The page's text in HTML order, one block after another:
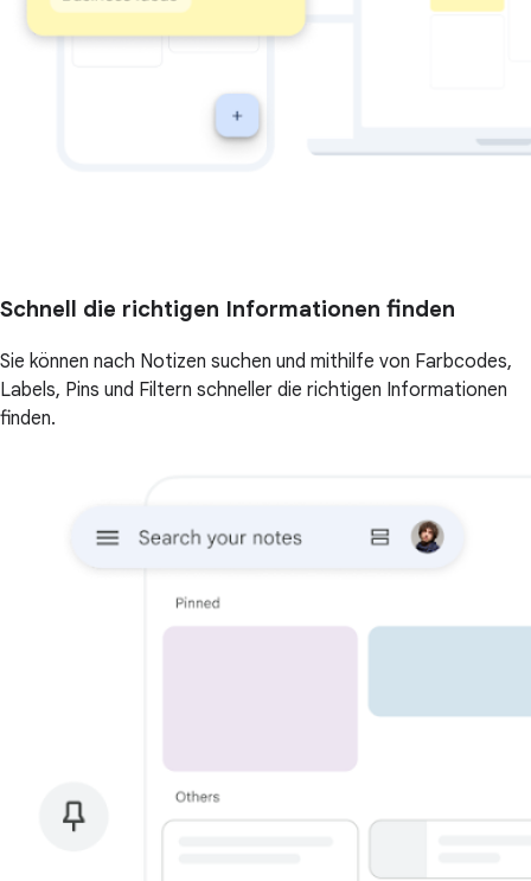
Schnell die richtigen Informationen finden
Sie können nach Notizen suchen und mithilfe von Farbcodes,
Labels, Pins und Filtern schneller die richtigen Informationen
finden.